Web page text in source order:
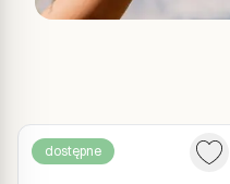
dostępne